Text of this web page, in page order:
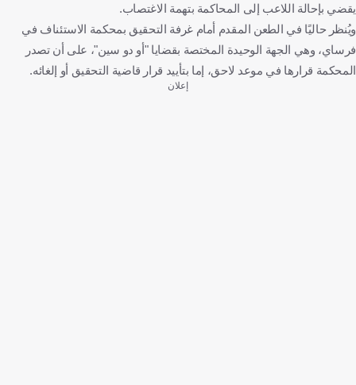
يقضي بإحالة اللاعب إلى المحاكمة بتهمة الاغتصاب.
ويُنظر حاليًا في الطعن المقدم أمام غرفة التحقيق بمحكمة الاستئناف في
فرساي، وهي الجهة الوحيدة المختصة بقضايا "أو دو سين"، على أن تصدر
المحكمة قرارها في موعد لاحق، إما بتأييد قرار قاضية التحقيق أو إلغائه.
إعلان